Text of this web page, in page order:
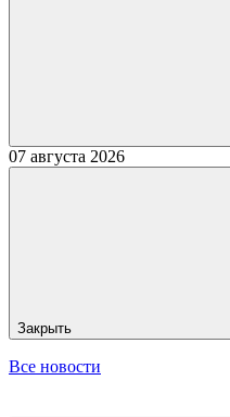
07 августа 2026
Закрыть
Все новости